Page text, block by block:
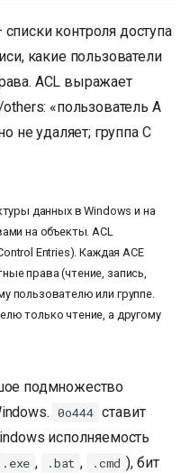
контроля доступа
какие пользователи
ACL выражает
«пользователь A
не удаляет; группа C
данных в Windows и на
на объекты. ACL
Entries). Каждая ACE
права (чтение, запись,
пользователю или группе.
только чтение, а другому
подмножество
0o444 ставит
исполняемость
.exe , .bat , .cmd ), бит